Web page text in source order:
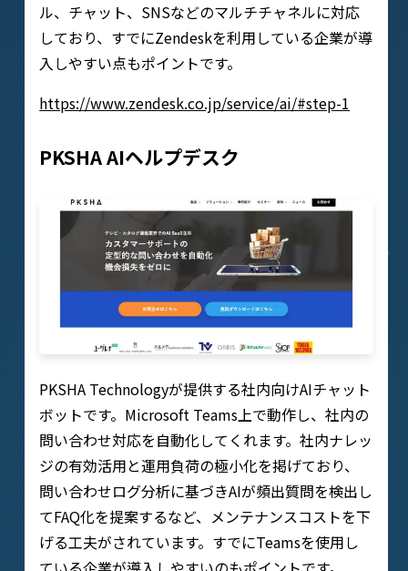
ル、チャット、SNSなどのマルチチャネルに対応
しており、すでにZendeskを利用している企業が導
入しやすい点もポイントです。
https://www.zendesk.co.jp/service/ai/#step-1
PKSHA AIヘルプデスク
PKSHA Technologyが提供する社内向けAIチャット
ボットです。Microsoft Teams上で動作し、社内の
問い合わせ対応を自動化してくれます。社内ナレッ
ジの有効活用と運用負荷の極小化を掲げており、
問い合わせログ分析に基づきAIが頻出質問を検出し
てFAQ化を提案するなど、メンテナンスコストを下
げる工夫がされています。すでにTeamsを使用し